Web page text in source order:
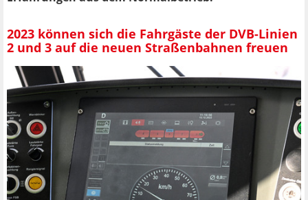
2023 können sich die Fahrgäste der DVB-Linien
2 und 3 auf die neuen Straßenbahnen freuen